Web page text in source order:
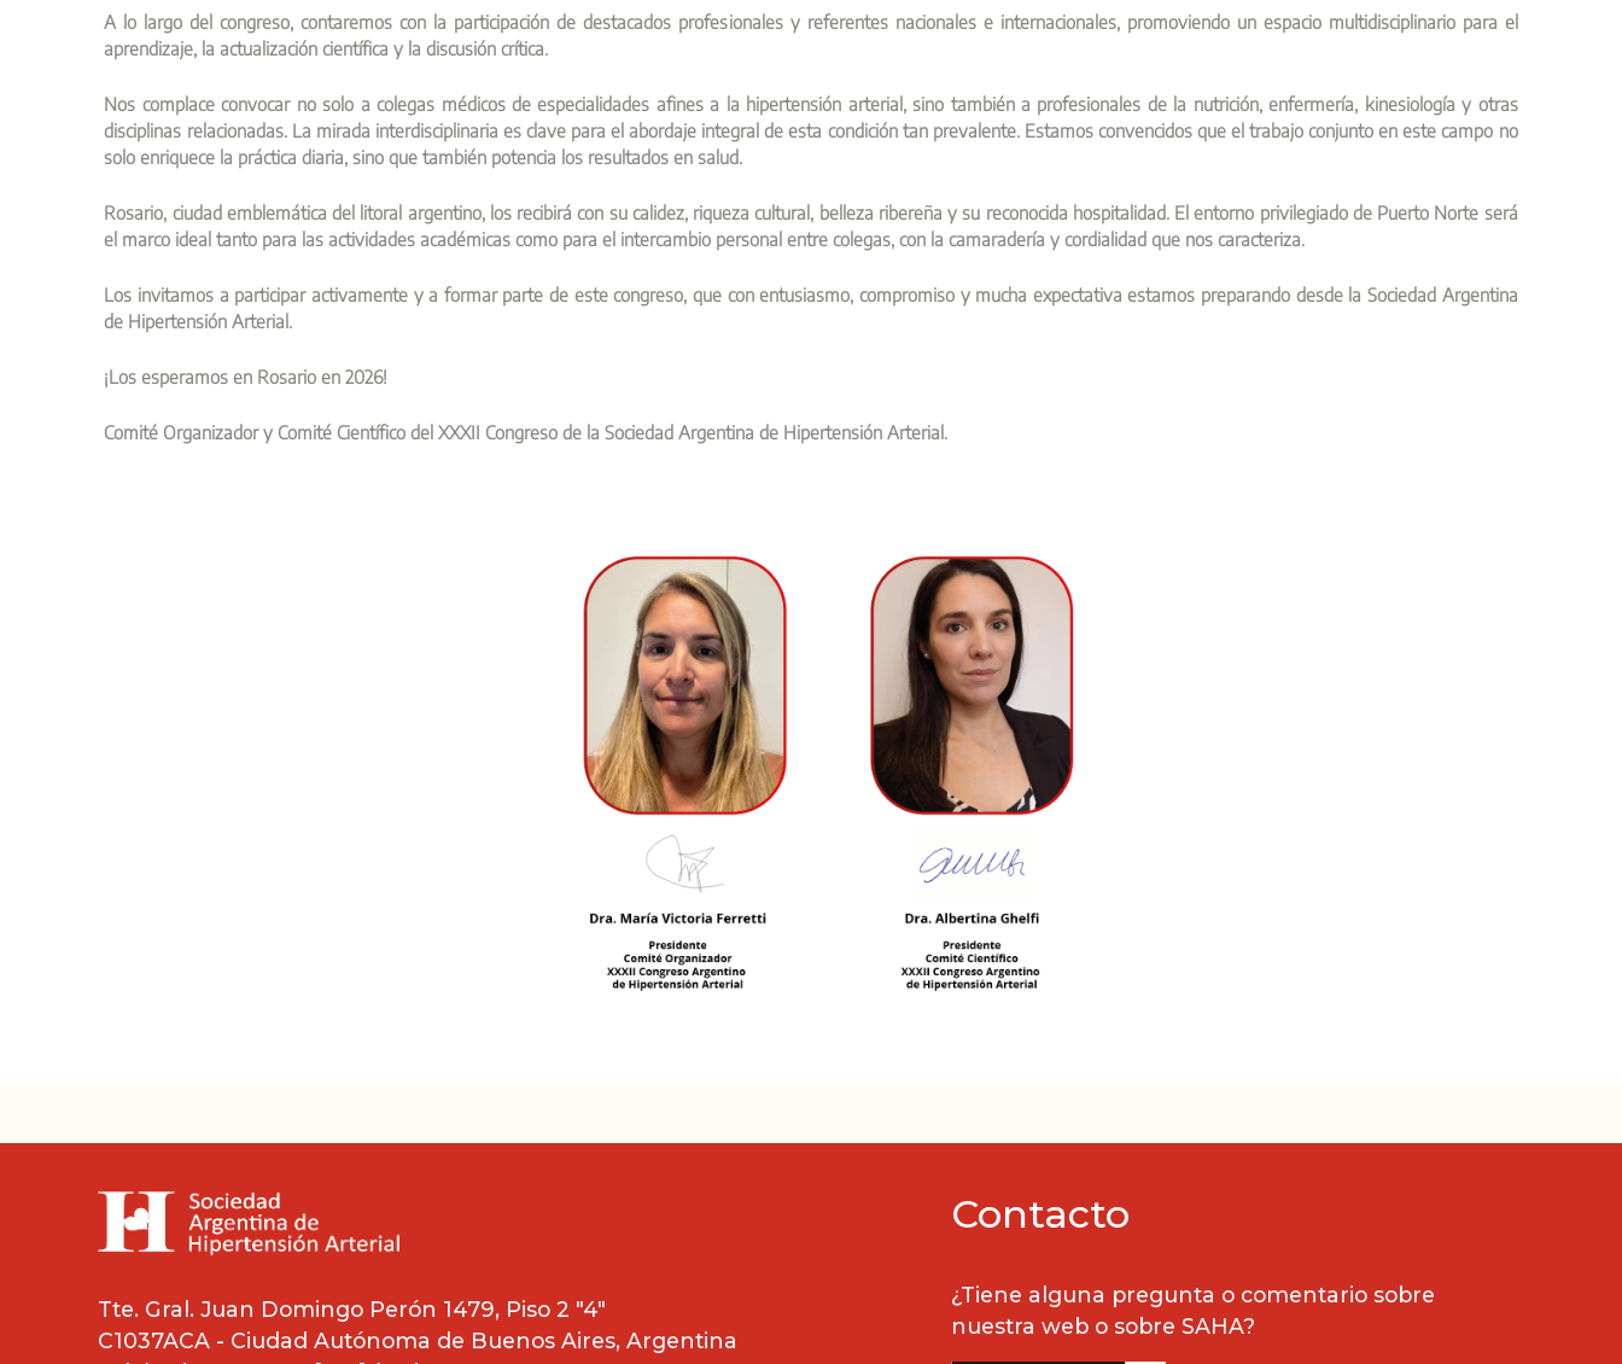
A lo largo del congreso, contaremos con la participación de destacados profesionales y referentes nacionales e internacionales, promoviendo un espacio multidisciplinario para el
aprendizaje, la actualización científica y la discusión crítica.
Nos complace convocar no solo a colegas médicos de especialidades afines a la hipertensión arterial, sino también a profesionales de la nutrición, enfermería, kinesiología y otras
disciplinas relacionadas. La mirada interdisciplinaria es clave para el abordaje integral de esta condición tan prevalente. Estamos convencidos que el trabajo conjunto en este campo no
solo enriquece la práctica diaria, sino que también potencia los resultados en salud.
Rosario, ciudad emblemática del litoral argentino, los recibirá con su calidez, riqueza cultural, belleza ribereña y su reconocida hospitalidad. El entorno privilegiado de Puerto Norte será
el marco ideal tanto para las actividades académicas como para el intercambio personal entre colegas, con la camaradería y cordialidad que nos caracteriza.
Los invitamos a participar activamente y a formar parte de este congreso, que con entusiasmo, compromiso y mucha expectativa estamos preparando desde la Sociedad Argentina
de Hipertensión Arterial.
¡Los esperamos en Rosario en 2026!
Comité Organizador y Comité Científico del XXXII Congreso de la Sociedad Argentina de Hipertensión Arterial.
Tte. Gral. Juan Domingo Perón 1479, Piso 2 "4"
C1037ACA - Ciudad Autónoma de Buenos Aires, Argentina
Contacto
¿Tiene alguna pregunta o comentario sobre
nuestra web o sobre SAHA?